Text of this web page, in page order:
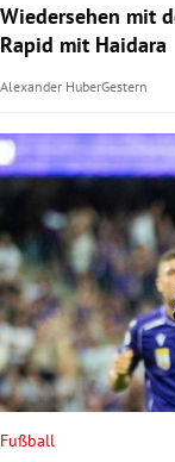
Wiedersehen mit
Rapid mit Haidara
Alexander HuberGestern
Fußball